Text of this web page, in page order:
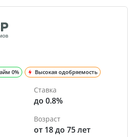
0% Высокая одобряемость
Ставка
до 0.8%
Возраст
от 18 до 75 лет